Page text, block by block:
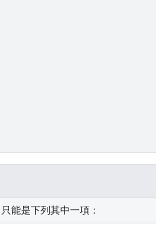
只能是下列其中一項：